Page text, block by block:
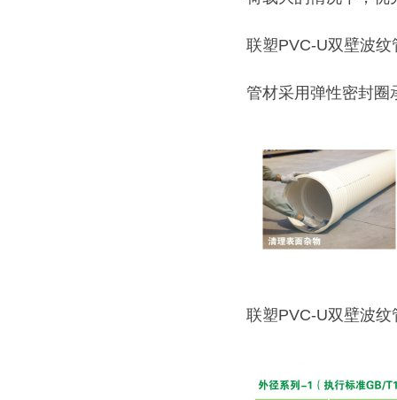
联塑PVC-U双壁波纹
管材采用弹性密封圈
联塑PVC-U双壁波纹